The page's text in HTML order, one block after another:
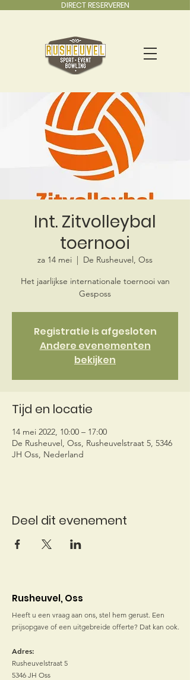
DIRECT RESERVEREN
Int. Zitvolleybal
toernooi
za 14 mei
  |
De Rusheuvel, Oss
Het jaarlijkse internationale toernooi van
Gesposs
Registratie is afgesloten
Andere evenementen
bekijken
Tijd en locatie
14 mei 2022, 10:00 – 17:00
De Rusheuvel, Oss, Rusheuvelstraat 5, 5346
JH Oss, Nederland
Deel dit evenement
Rusheuvel, Oss
Heeft u een vraag aan ons, stel hem gerust. Een
prijsopgave of een uitgebreide offerte? Dat kan ook.
Adres:
Rusheuvelstraat 5
5346 JH Oss